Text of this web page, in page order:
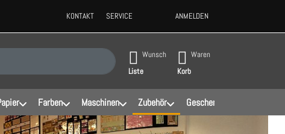
KONTAKT SERVICE ANMELDEN
tippen, erscheinen automatisch erste Ergebnisse. Drücken Sie die
Wunsch
Liste
Waren
Korb
Farben Maschinen Zubehör Geschenke